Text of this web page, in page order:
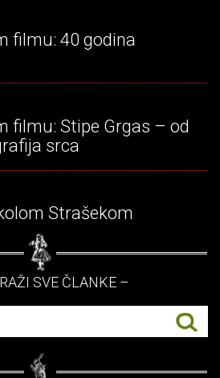
filmu: 40 godina
filmu: Stipe Grgas – od
srca
Strašekom
SVE ČLANKE –